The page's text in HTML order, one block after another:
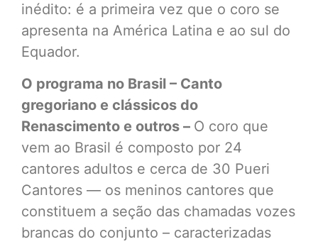
inédito: é a primeira vez que o coro se
apresenta na América Latina e ao sul do
Equador.
O programa no Brasil – Canto
gregoriano e clássicos do
Renascimento e outros – O coro que
vem ao Brasil é composto por 24
cantores adultos e cerca de 30 Pueri
Cantores — os meninos cantores que
constituem a seção das chamadas vozes
brancas do conjunto – caracterizadas